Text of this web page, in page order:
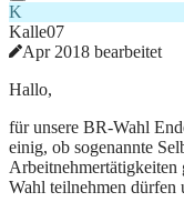
K
Kalle07
Apr 2018 bearbeitet
Hallo,
für unsere BR-Wahl
einig, ob sogenannte
Arbeitnehmertätigkeiten
Wahl teilnehmen dürfen